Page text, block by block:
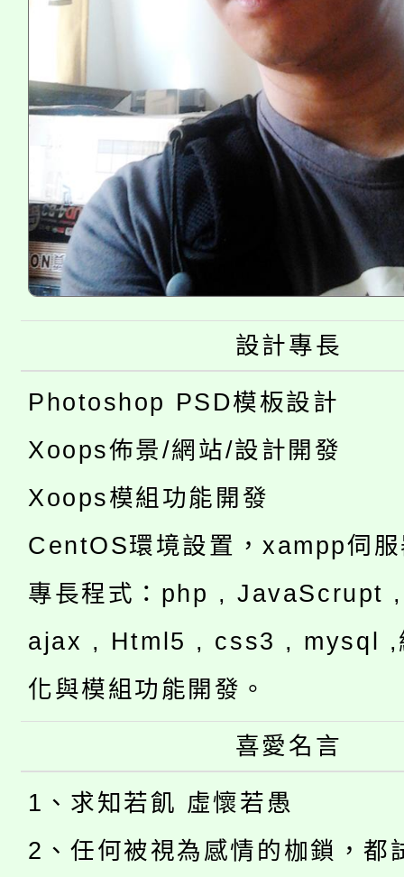
設計專長
Photoshop PSD模板設計
Xoops佈景/網站/設計開發
Xoops模組功能開發
CentOS環境設置，xampp伺
專長程式：php , JavaScrupt
ajax , Html5 , css3 , mysql ,
化與模組功能開發。
喜愛名言
1、求知若飢 虛懷若愚
2、任何被視為感情的枷鎖，都